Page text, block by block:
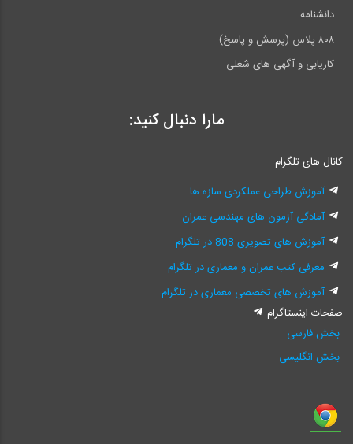
دانشنامه
۸۰۸ پلاس (پرسش و پاسخ)
کاریابی و آگهی های شغلی
مارا دنبال کنید:
کانال های تلگرام
آموزش طراحی عملکردی سازه ها
آمادگی آزمون های مهندسی عمران
آموزش های تصویری 808 در تلگرام
معرفی کتب عمران و معماری در تلگرام
آموزش های تخصصی معماری در تلگرام
صفحات اینستاگرام
بخش فارسی
بخش انگلیسی